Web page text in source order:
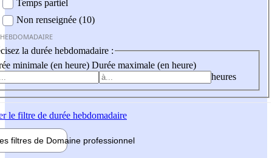
Temps partiel
Non renseignée (10)
la durée hebdomadaire :
minimale (en heure) Durée maximale (en heure)
heures
le filtre de durée hebdomadaire
filtres de Domaine professionnel